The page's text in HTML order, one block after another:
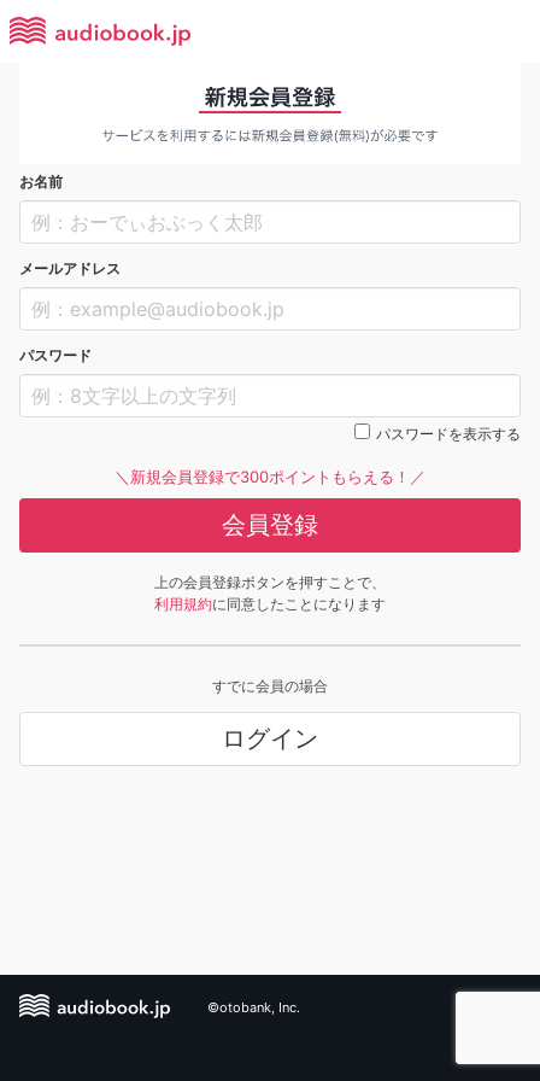
お名前
メールアドレス
パスワード
パスワードを表示する
＼新規会員登録で300ポイントもらえる！／
会員登録
上の会員登録ボタンを押すことで、
利用規約に同意したことになります
すでに会員の場合
ログイン
©otobank, Inc.